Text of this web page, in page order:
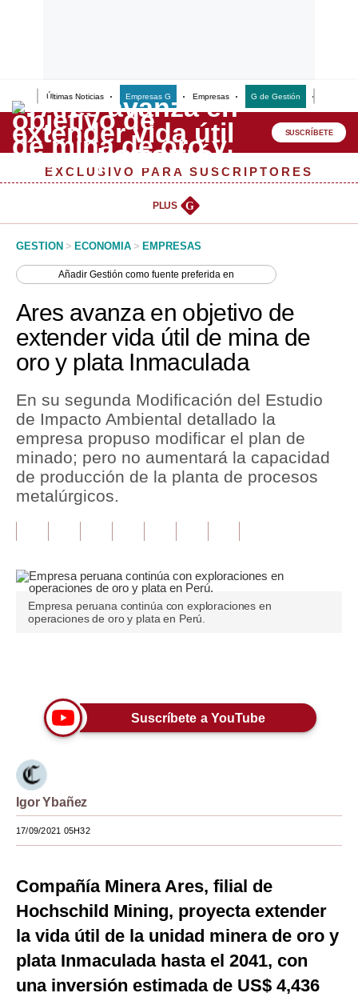
Últimas Noticias Empresas G Empresas G de Gestión
Lo último
Peru Quiosco
Management & Empleo
Perú
Política
Finanzas Personales
Inmobiliarias
Plus G
Pregunta de hoy
Blogs
Viajes
Moda
Estilos
Mundo
EEUU
España
Internacional
Tecnología
SUSCRÍBETE
EXCLUSIVO PARA SUSCRIPTORES
PLUS G
GESTION > ECONOMIA > EMPRESAS
AñadirGestión como fuente preferida en
Ares avanza en objetivo de
extender vida útil de mina de
oro y plata Inmaculada
En su segunda Modificación del Estudio
de Impacto Ambiental detallado la
empresa propuso modificar el plan de
minado; pero no aumentará la capacidad
de producción de la planta de procesos
metalúrgicos.
Empresa peruana continúa con exploraciones en
operaciones de oro y plata en Perú.
Suscríbete a YouTube
Igor Ybañez
17/09/2021 05H32
Compañía Minera Ares, filial de
Hochschild Mining, proyecta extender
la vida útil de la unidad minera de oro y
plata Inmaculada hasta el 2041, con
una inversión estimada de US$ 4,436